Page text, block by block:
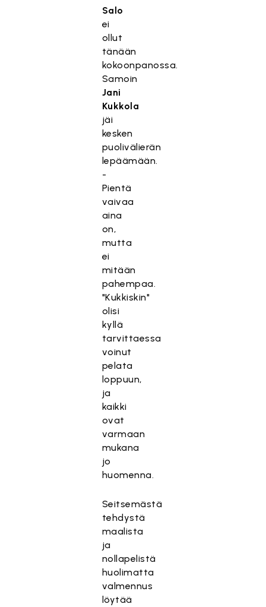
Salo
ei
ollut
tänään
kokoonpanossa.
Samoin
Jani
Kukkola
jäi
kesken
puolivälierän
lepäämään.
-
Pientä
vaivaa
aina
on,
mutta
ei
mitään
pahempaa.
"Kukkiskin"
olisi
kyllä
tarvittaessa
voinut
pelata
loppuun,
ja
kaikki
ovat
varmaan
mukana
jo
huomenna.
Seitsemästä
tehdystä
maalista
ja
nollapelistä
huolimatta
valmennus
löytää